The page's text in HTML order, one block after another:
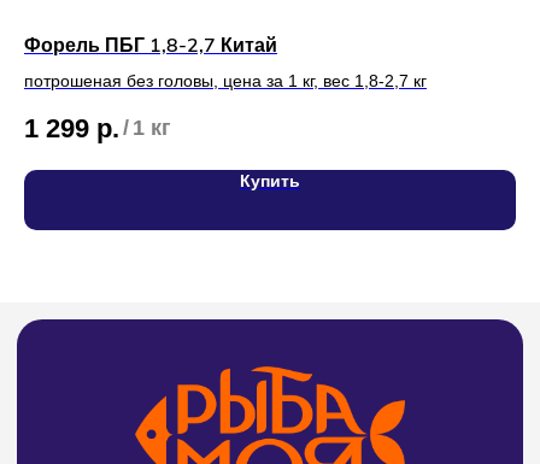
Форель ПБГ 1,8-2,7 Китай
потрошеная без головы, цена за 1 кг, вес 1,8-2,7 кг
1 299 р. / 1 кг
Купить
Адреса магазинов на карте
Тел:8 (4212) 94-30-33
Политика конфиденциальности и обработки